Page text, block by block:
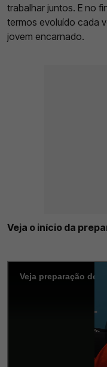
trabalhar juntos. E no
termos evoluído cada
jovem encarnado.
Veja o início da